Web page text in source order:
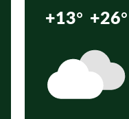
+13° +26°